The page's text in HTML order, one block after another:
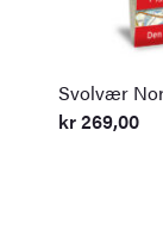
Svolvær
kr269,00